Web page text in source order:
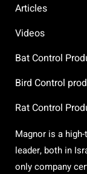
Articles
Videos
Bat Control
Bird Control
Rat Control
Magnor is a
leader, both in
only company